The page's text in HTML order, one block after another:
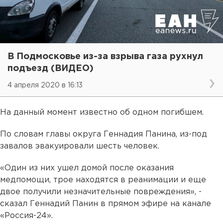
В Подмосковье из-за взрыва газа рухнул
подъезд (ВИДЕО)
4 апреля 2020 в 16:13
На данный момент известно об одном погибшем.
По словам главы округа Геннадия Панина, из-под
завалов эвакуировали шесть человек.
«Один из них ушел домой после оказания
медпомощи, трое находятся в реанимации и еще
двое получили незначительные повреждения», -
сказал Геннадий Панин в прямом эфире на канале
«Россия-24».